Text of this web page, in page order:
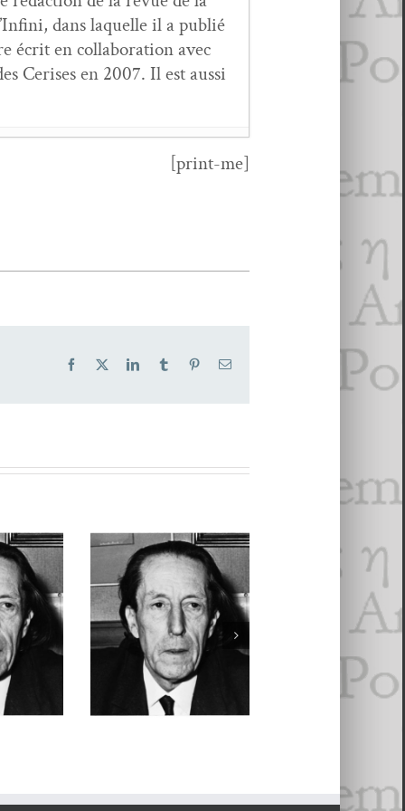
dans laque­lle il a pub­lié
écrit en col­lab­o­ra­tion avec
Ceris­es en 2007. Il est aus­si
2019
- 3 mars 2019
[print-me]
Facebook LinkedInTumblr PinterestEmail
de
Achille Chavée,
Verdict
Achille
j’étais